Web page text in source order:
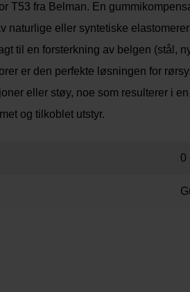
T53 fra Belman. En
naturlige eller syntetiske
til en forsterkning av belgen (stål,
er den perfekte løsningen for
eller støy, noe som resulterer i
og tilkoblet utstyr.
0